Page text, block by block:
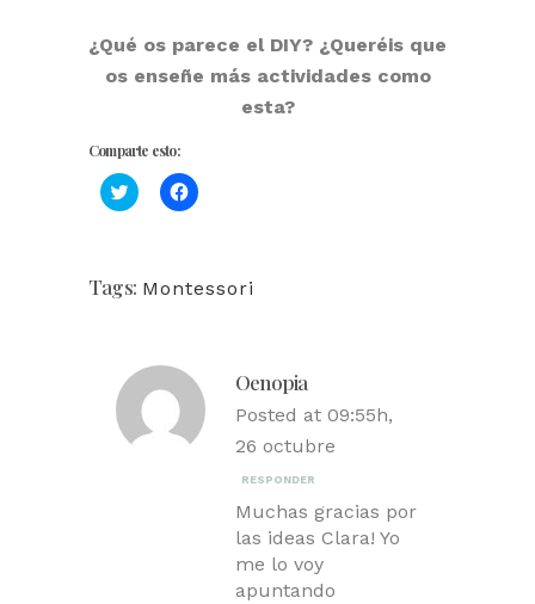
¿Qué os parece el DIY? ¿Queréis que
os enseñe más actividades como
esta?
Comparte esto:
Haz
clic
(Se
abre
Haz
clic
(Se
abre
Tags: Montessori
Oenopia
Posted at 09:55h,
26 octubre
RESPONDER
Muchas gracias por
las ideas Clara! Yo
me lo voy
apuntando